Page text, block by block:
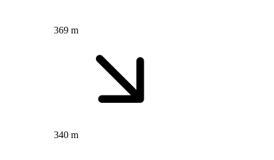
369 m
340 m